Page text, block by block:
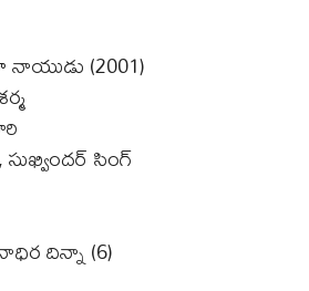
నాయుడు (2001)
సుఖ్విందర్ సింగ్
దిన్నా (6)